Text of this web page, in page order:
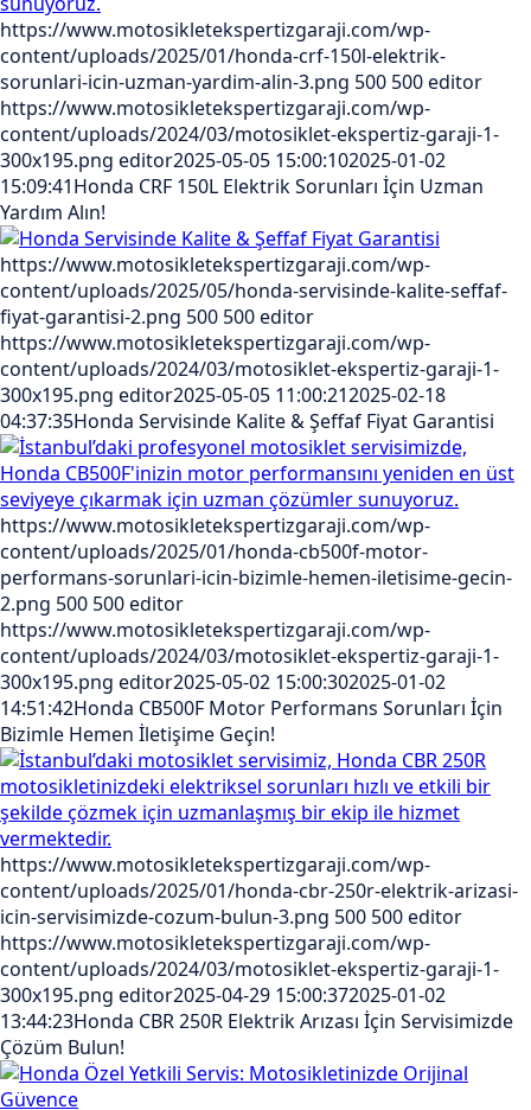
https://www.motosikletekspertizgaraji.com/wp-
content/uploads/2025/01/honda-crf-150l-elektrik-
sorunlari-icin-uzman-yardim-alin-3.png 500 500editor
https://www.motosikletekspertizgaraji.com/wp-
content/uploads/2024/03/motosiklet-ekspertiz-garaji-1-
300x195.png editor2025-05-05 15:00:102025-01-02
15:09:41Honda CRF 150L Elektrik Sorunları İçin Uzman
Yardım Alın!
https://www.motosikletekspertizgaraji.com/wp-
content/uploads/2025/05/honda-servisinde-kalite-seffaf-
fiyat-garantisi-2.png 500 500editor
https://www.motosikletekspertizgaraji.com/wp-
content/uploads/2024/03/motosiklet-ekspertiz-garaji-1-
300x195.png editor2025-05-05 11:00:212025-02-18
04:37:35Honda Servisinde Kalite & Şeffaf Fiyat Garantisi
https://www.motosikletekspertizgaraji.com/wp-
content/uploads/2025/01/honda-cb500f-motor-
performans-sorunlari-icin-bizimle-hemen-iletisime-gecin-
2.png 500 500editor
https://www.motosikletekspertizgaraji.com/wp-
content/uploads/2024/03/motosiklet-ekspertiz-garaji-1-
300x195.png editor2025-05-02 15:00:302025-01-02
14:51:42Honda CB500F Motor Performans Sorunları İçin
Bizimle Hemen İletişime Geçin!
https://www.motosikletekspertizgaraji.com/wp-
content/uploads/2025/01/honda-cbr-250r-elektrik-arizasi-
icin-servisimizde-cozum-bulun-3.png 500 500editor
https://www.motosikletekspertizgaraji.com/wp-
content/uploads/2024/03/motosiklet-ekspertiz-garaji-1-
300x195.png editor2025-04-29 15:00:372025-01-02
13:44:23Honda CBR 250R Elektrik Arızası İçin Servisimizde
Çözüm Bulun!